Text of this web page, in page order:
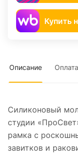
Купить
Описание Оплата
Силиконовый
студии
рамка с
завитков и